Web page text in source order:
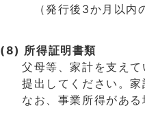
（発行後3か月以内
(8) 所得証明書類
父母等、家計を支え
提出してください。
なお、事業所得があ